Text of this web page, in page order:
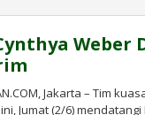
Weber
Jakarta – Tim
Jumat (2/6)